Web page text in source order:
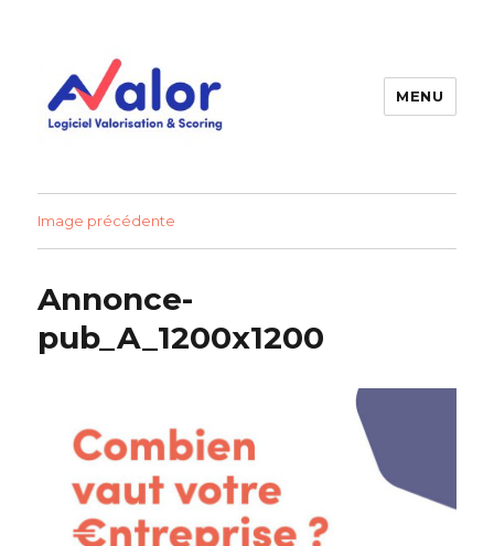
et fonds de commerce
MENU
Image précédente
Annonce-
pub_A_1200x1200